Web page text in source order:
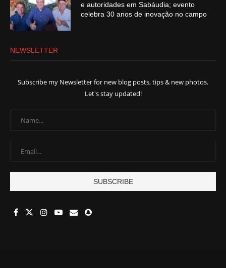
e autoridades em Sabáudia; evento
celebra 30 anos de inovação no campo
NEWSLETTER
Subscribe my Newsletter for new blog posts, tips & new photos.
Let's stay updated!